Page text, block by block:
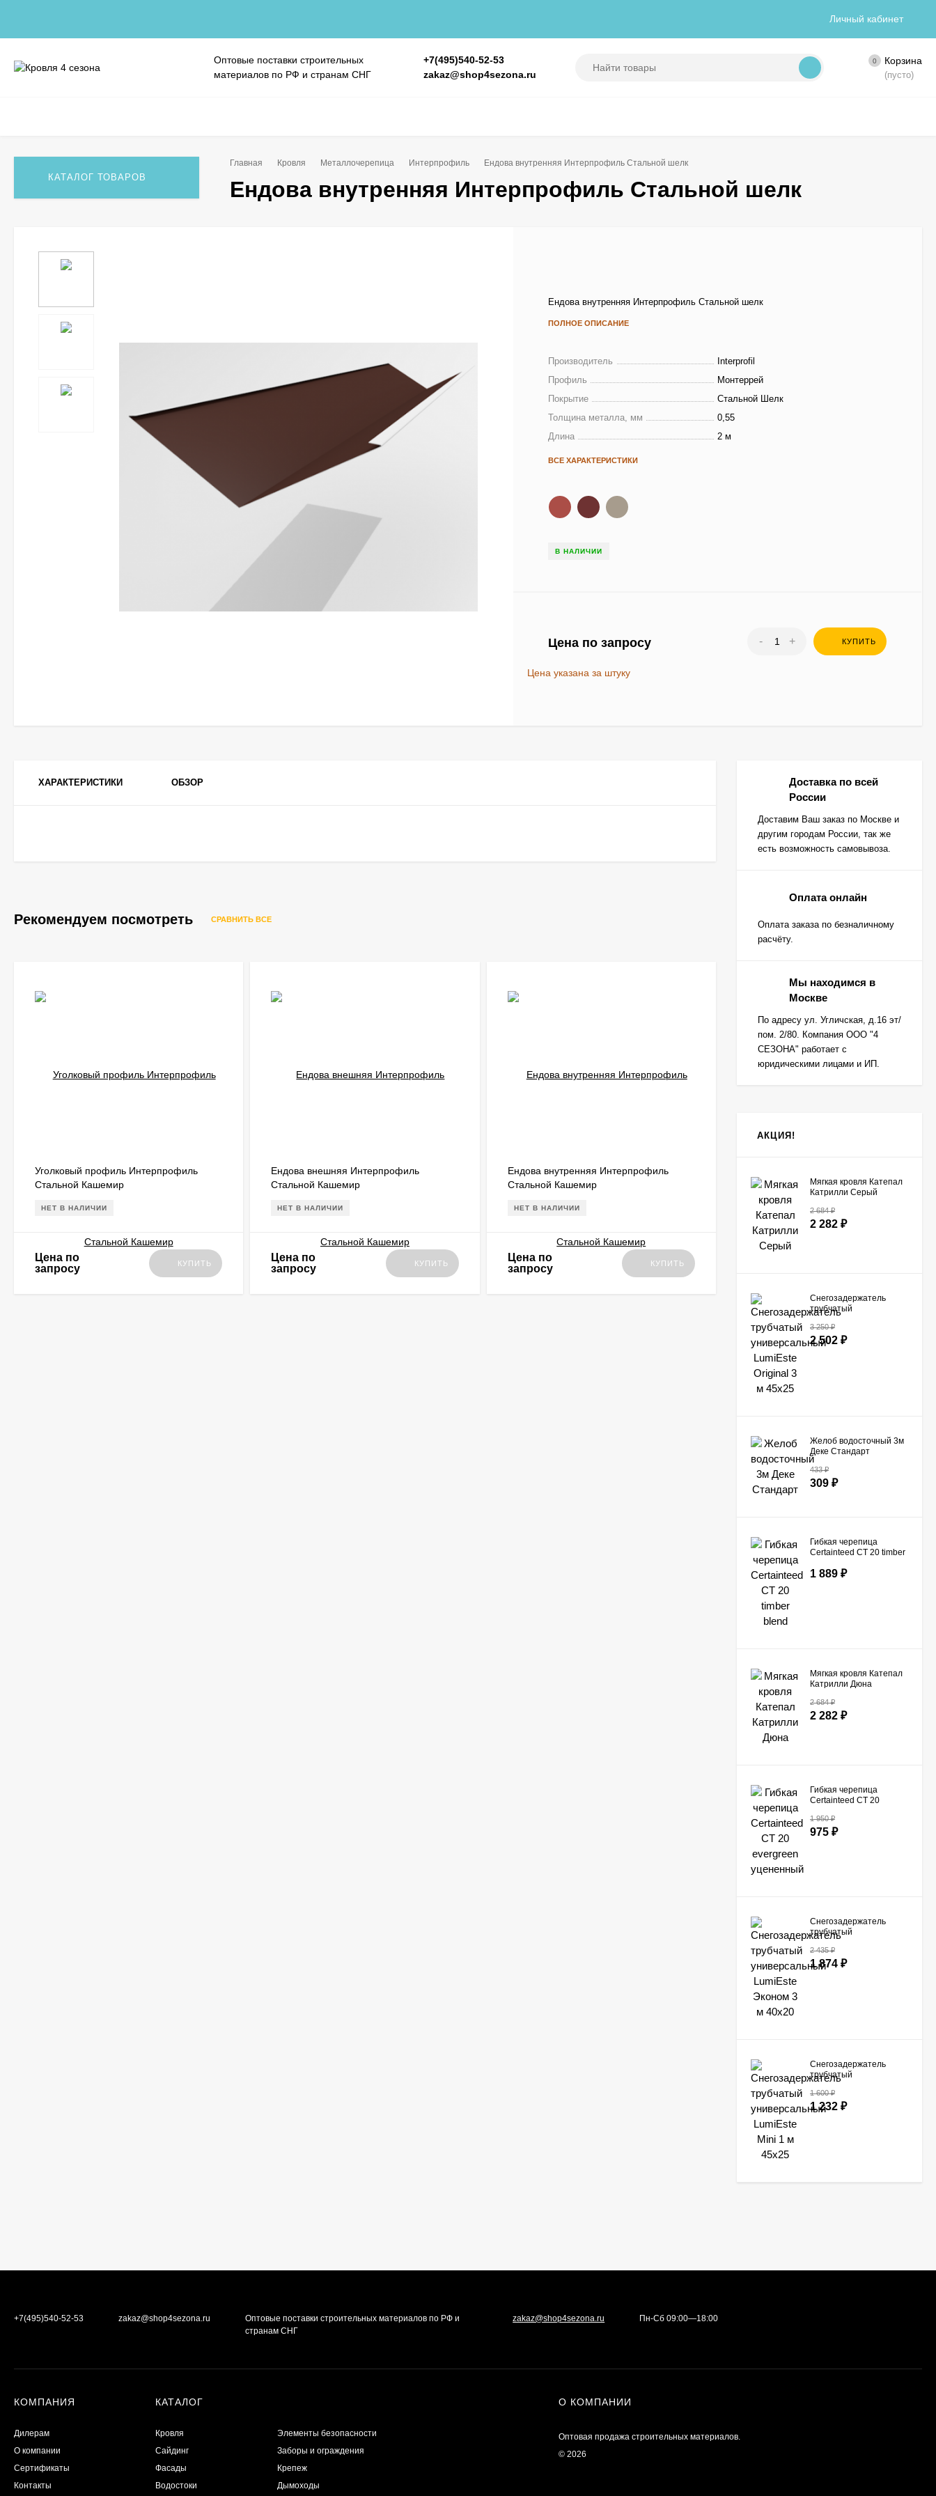
Личный кабинет
Оптовые поставки строительных
материалов по РФ и странам СНГ
+7(495)540-52-53
zakaz@shop4sezona.ru
0 Корзина
(пусто)
КАТАЛОГ ТОВАРОВ
Главная Кровля Металлочерепица Интерпрофиль Ендова внутренняя Интерпрофиль Стальной шелк
Ендова внутренняя Интерпрофиль Стальной шелк
Ендова внутренняя Интерпрофиль Стальной шелк
ПОЛНОЕ ОПИСАНИЕ
Производитель
Interprofil
Профиль
Монтеррей
Покрытие
Стальной Шелк
Толщина металла, мм
0,55
Длина
2 м
ВСЕ ХАРАКТЕРИСТИКИ
В НАЛИЧИИ
Цена по запросу - + КУПИТЬ
Цена указана за штуку
ХАРАКТЕРИСТИКИ ОБЗОР
Рекомендуем посмотреть СРАВНИТЬ ВСЕ
Уголковый профиль Интерпрофиль
Стальной Кашемир
НЕТ В НАЛИЧИИ
Цена по
запросу
КУПИТЬ
Ендова внешняя Интерпрофиль
Стальной Кашемир
НЕТ В НАЛИЧИИ
Цена по
запросу
КУПИТЬ
Ендова внутренняя Интерпрофиль
Стальной Кашемир
НЕТ В НАЛИЧИИ
Цена по
запросу
КУПИТЬ
Стальной Кашемир
НЕТ В НАЛИЧИИ
Доставка по всей
России
Доставим Ваш заказ по Москве и
другим городам России, так же
есть возможность самовывоза.
Оплата онлайн
Оплата заказа по безналичному
расчёту.
Мы находимся в
Москве
По адресу ул. Угличская, д.16 эт/
пом. 2/80. Компания ООО "4
СЕЗОНА" работает с
юридическими лицами и ИП.
АКЦИЯ!
Мягкая кровля Катепал
Катрилли Серый
2 684₽
2 282 ₽
Снегозадержатель
трубчатый
LumiEste Original 3 м
45х25
3 250₽
2 502 ₽
Желоб водосточный 3м
Деке Стандарт
433₽
309 ₽
Гибкая черепица
Certainteed СТ 20 timber
1 889 ₽
Мягкая кровля Катепал
Катрилли Дюна
2 684₽
2 282 ₽
Гибкая черепица
Certainteed СТ 20
1 950₽
975 ₽
Снегозадержатель
трубчатый
LumiEste Эконом 3 м
40х20
2 435₽
1 874 ₽
Снегозадержатель
трубчатый
LumiEste Mini 1 м 45х25
1 600₽
1 232 ₽
+7(495)540-52-53 zakaz@shop4sezona.ru
Оптовые поставки строительных материалов по РФ и
странам СНГ
zakaz@shop4sezona.ru Пн-Сб 09:00—18:00
КОМПАНИЯ
Дилерам
О компании
Сертификаты
Контакты
КАТАЛОГ
Кровля
Сайдинг
Фасады
Водостоки
Элементы безопасности
Заборы и ограждения
Крепеж
Дымоходы
О КОМПАНИИ
Оптовая продажа строительных материалов.
© 2026